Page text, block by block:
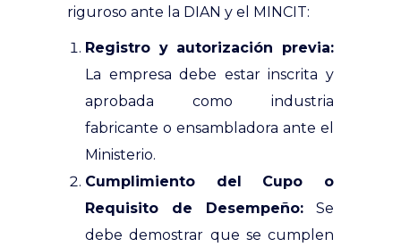
riguroso ante la DIAN y el MINCIT:
Registro y autorización previa:
La empresa debe estar inscrita y
aprobada como industria
fabricante o ensambladora ante el
Ministerio.
Cumplimiento del Cupo o
Requisito de Desempeño: Se
debe demostrar que se cumplen